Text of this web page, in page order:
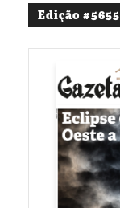
Edição #5655